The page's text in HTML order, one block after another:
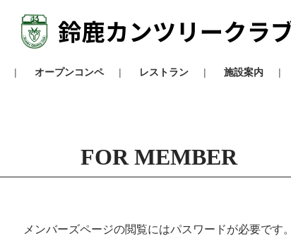
オープンコンペ レストラン 施設案内
FOR MEMBER
メンバーズページの閲覧にはパスワードが必要です。